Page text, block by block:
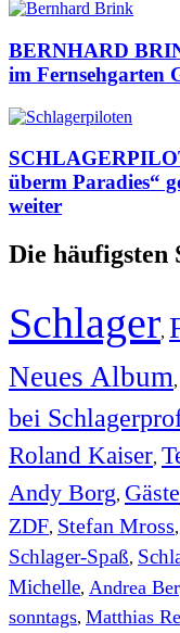
BERNHARD
im Fernsehgarten
überm Paradies“
weiter
Die häufigsten
Schlager,
Neues Album,
bei
Roland Kaiser,
Andy Borg, Gäste
ZDF, Stefan Mross,
Schlager-Spaß,
Michelle, Andrea
sonntags, Matthias